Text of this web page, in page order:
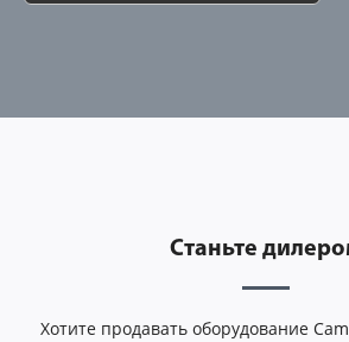
Станьте
Хотите продавать оборудование